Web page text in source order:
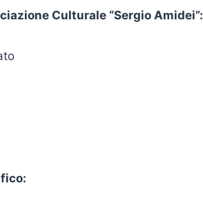
Culturale “Sergio Amidei”: